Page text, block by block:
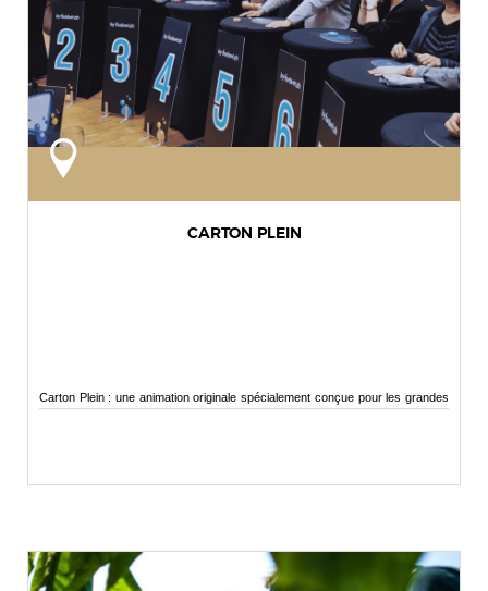
CARTON PLEIN
Carton Plein : une animation originale spécialement conçue pour les grandes